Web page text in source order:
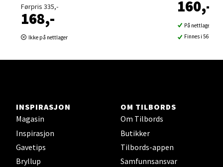
Førpris 335,-
168,-
Ikke på nettlager
160,-
På nettlager
Finnes i 56
INSPIRASJON
Magasin
Inspirasjon
Gavetips
Bryllup
OM TILBORDS
Om Tilbords
Butikker
Tilbords-appen
Samfunnsansvar
0 i butikk
Velg
Strangata 26, 8400 Sortland
Åpent i dag 10-19
0 i butikk